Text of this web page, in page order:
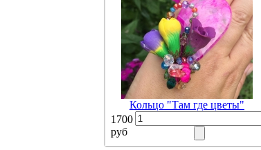
Кольцо "Там где цветы"
1700
руб